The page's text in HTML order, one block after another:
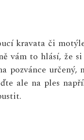
kravata či
vám to hlásí, že
pozvánce
ale na ples